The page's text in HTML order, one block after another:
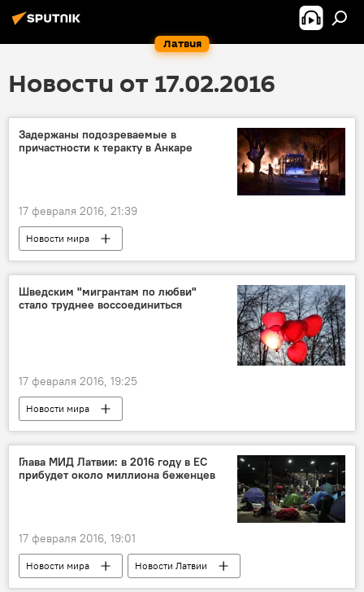
Латвия
Новости от 17.02.2016
Задержаны подозреваемые в
причастности к теракту в Анкаре
17 февраля 2016, 21:39
Новости мира
Шведским "мигрантам по любви"
стало труднее воссоединиться
17 февраля 2016, 19:25
Новости мира
Глава МИД Латвии: в 2016 году в ЕС
прибудет около миллиона беженцев
17 февраля 2016, 19:01
Новости мира
Новости Латвии